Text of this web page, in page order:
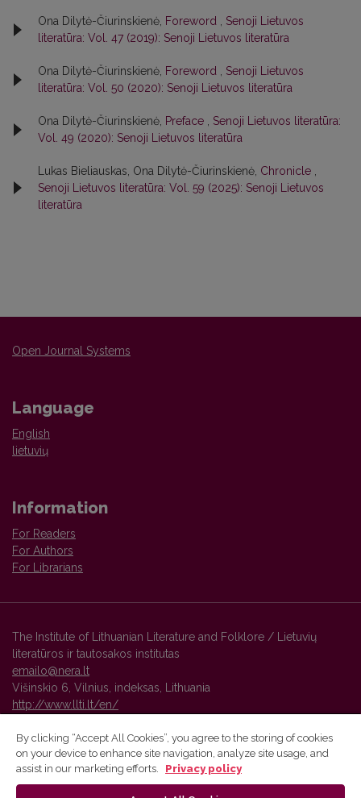
Ona Dilytė-Čiurinskienė, Foreword
Senoji Lietuvos
literatūra: Vol. 47 (2019): Senoji Lietuvos literatūra
Ona Dilytė-Čiurinskienė, Foreword
Senoji Lietuvos
literatūra: Vol. 50 (2020): Senoji Lietuvos literatūra
Ona Dilytė-Čiurinskienė, Preface
Senoji Lietuvos literatūra:
Vol. 49 (2020): Senoji Lietuvos literatūra
Lukas Bieliauskas, Ona Dilytė-Čiurinskienė, Chronicle
Senoji Lietuvos literatūra: Vol. 59 (2025): Senoji Lietuvos
literatūra
Open Journal Systems
Language
English
lietuvių
Information
For Readers
For Authors
For Librarians
The Institute of Lithuanian Literature and Folklore / Lietuvių
literatūros ir tautosakos institutas
emailo@nera.lt
Višinskio 6, Vilnius, indeksas, Lithuania
http://www.llti.lt/en/
Vilnius University Press platform and metadata are distributed by
By clicking “Accept All Cookies”, you agree to the storing of cookies
on your device to enhance site navigation, analyze site usage, and
assist in our marketing efforts.
Privacy policy